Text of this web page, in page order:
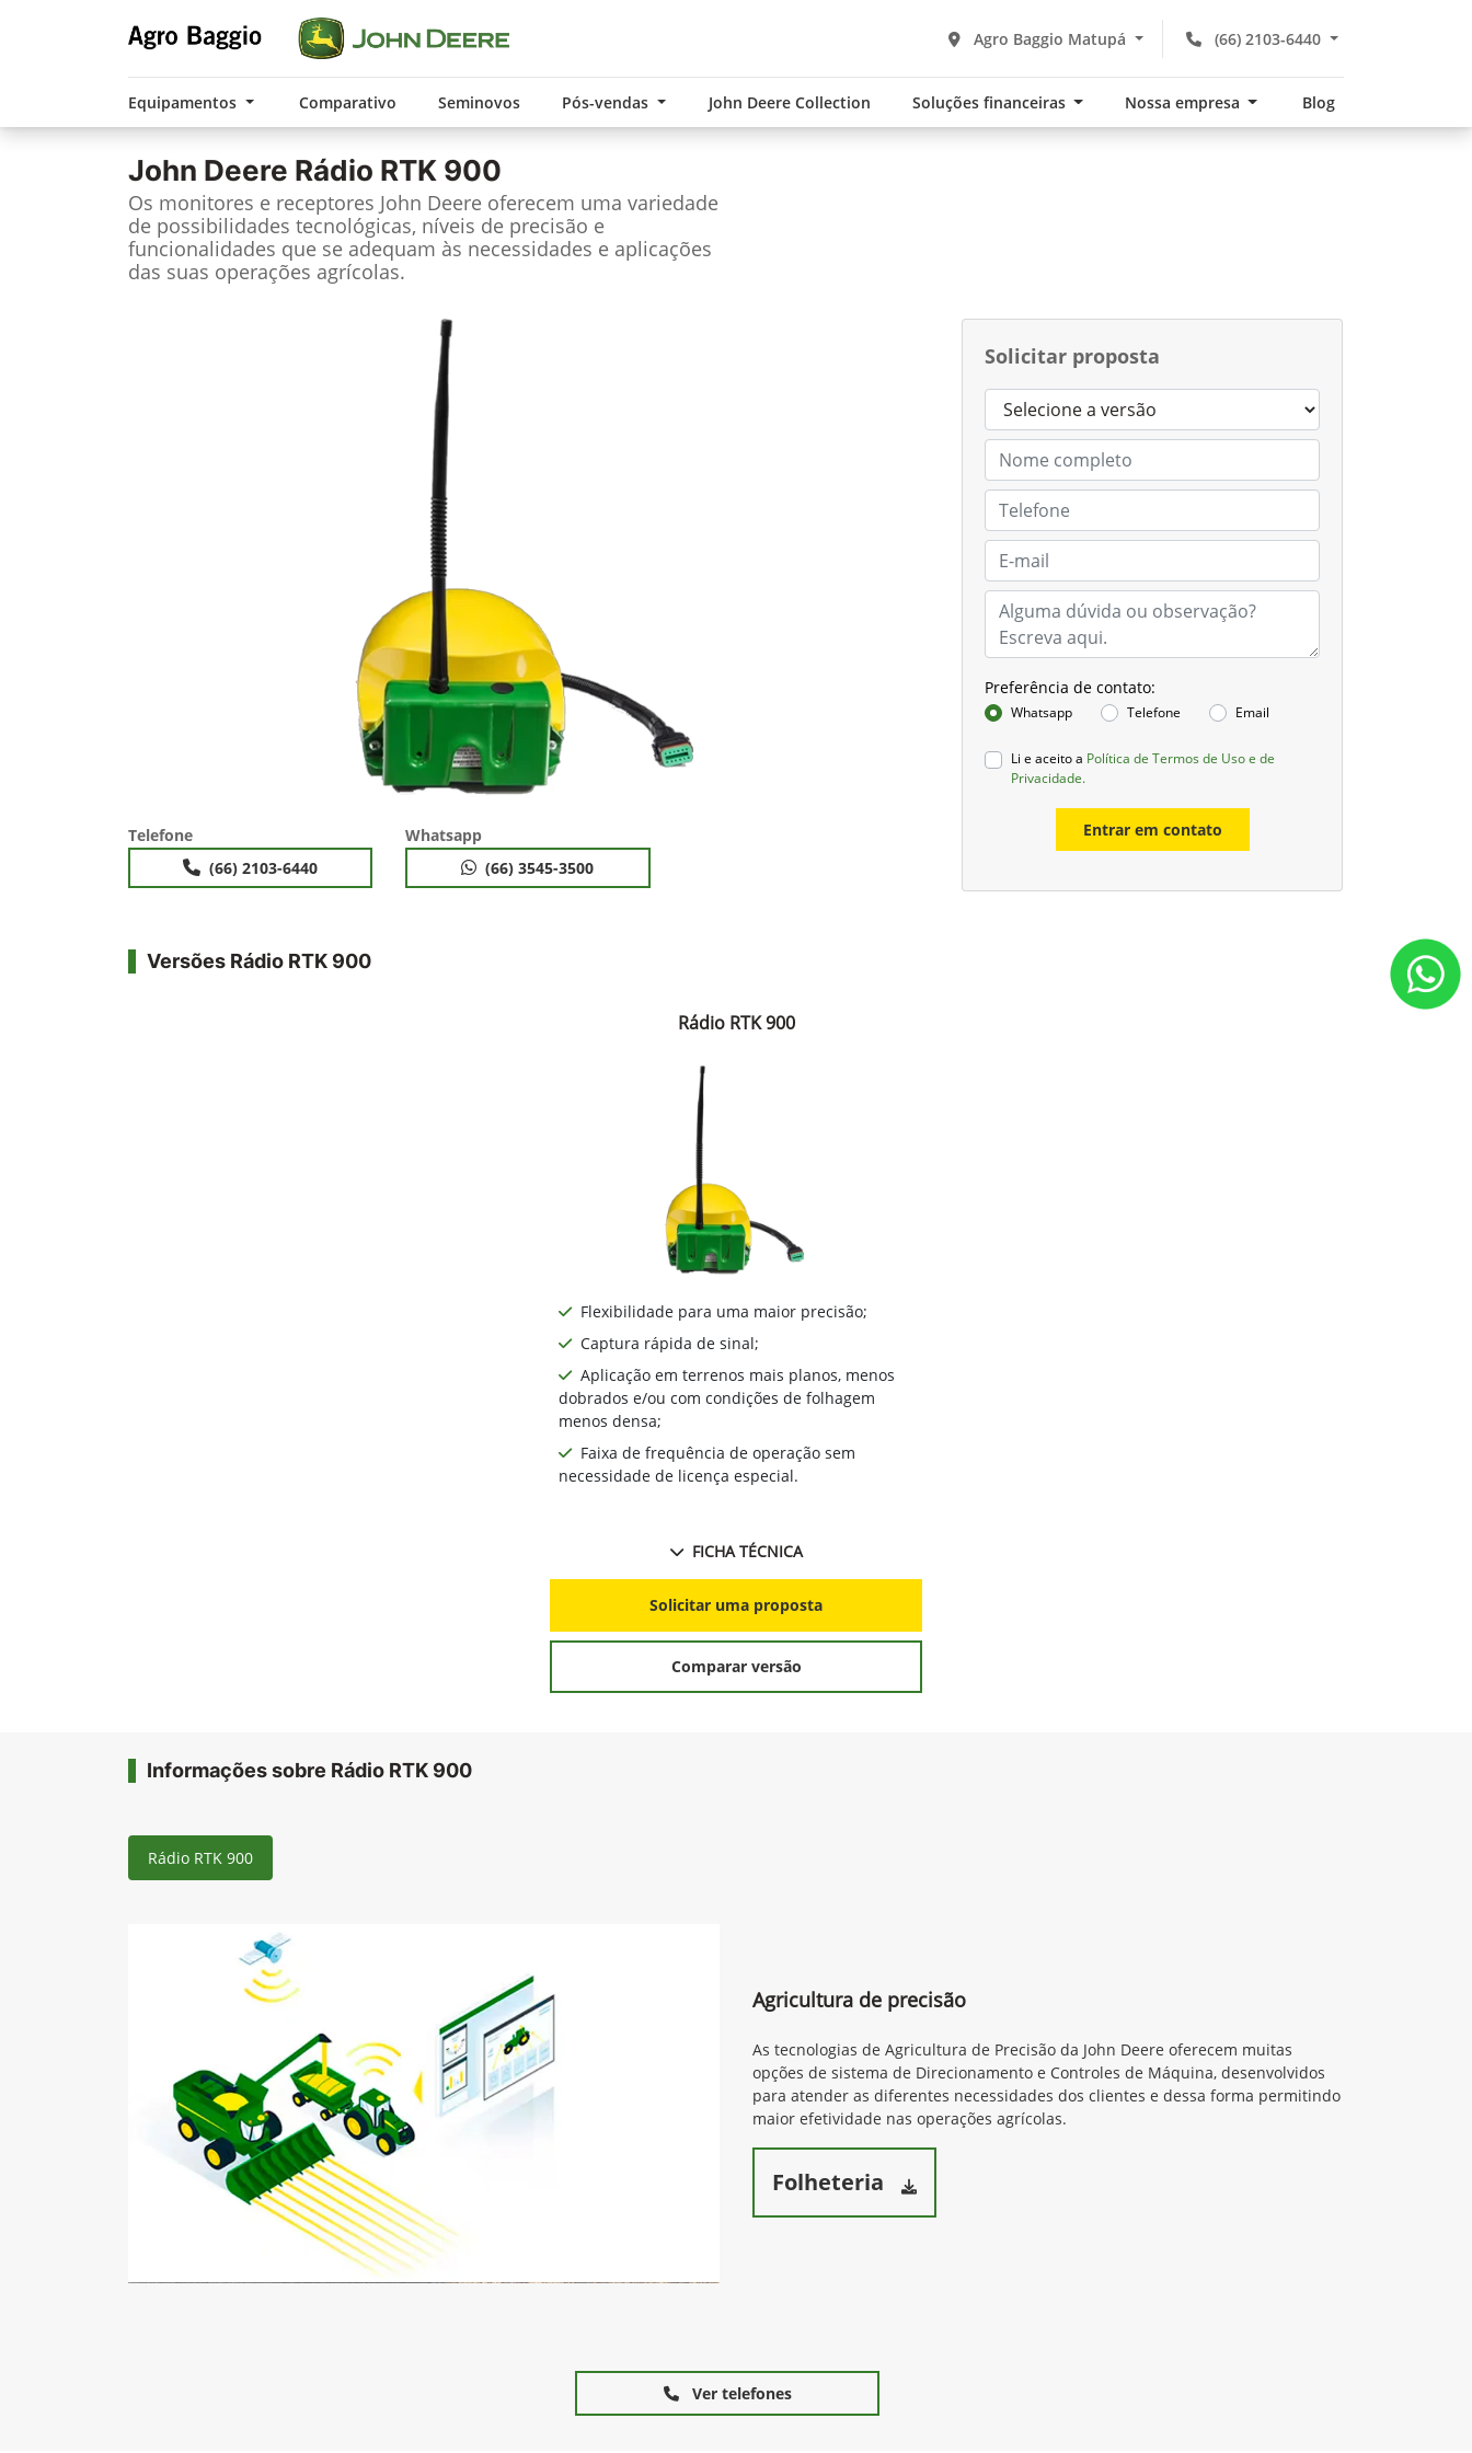
(66) 2103-6440
Agro Baggio Matupá
Equipamentos Comparativo Seminovos Pós-vendas John Deere Collection Soluções financeiras Nossa empresa Blog
John Deere Rádio RTK 900
Os monitores e receptores John Deere oferecem uma variedade
de possibilidades tecnológicas, níveis de precisão e
funcionalidades que se adequam às necessidades e aplicações
das suas operações agrícolas.
Solicitar proposta
Preferência de contato:
Whatsapp Telefone Email
Li e aceito a Política de Termos de Uso e de
Privacidade.
Entrar em contato
Telefone
(66) 2103-6440
Whatsapp
(66) 3545-3500
Versões Rádio RTK 900
Rádio RTK 900
Flexibilidade para uma maior precisão;
Captura rápida de sinal;
Aplicação em terrenos mais planos, menos
dobrados e/ou com condições de folhagem
menos densa;
Faixa de frequência de operação sem
necessidade de licença especial.
FICHA TÉCNICA
Solicitar uma proposta
Comparar versão
Informações sobre Rádio RTK 900
Rádio RTK 900
Agricultura de precisão
As tecnologias de Agricultura de Precisão da John Deere oferecem muitas
opções de sistema de Direcionamento e Controles de Máquina, desenvolvidos
para atender as diferentes necessidades dos clientes e dessa forma permitindo
maior efetividade nas operações agrícolas.
Folheteria
Ver telefones